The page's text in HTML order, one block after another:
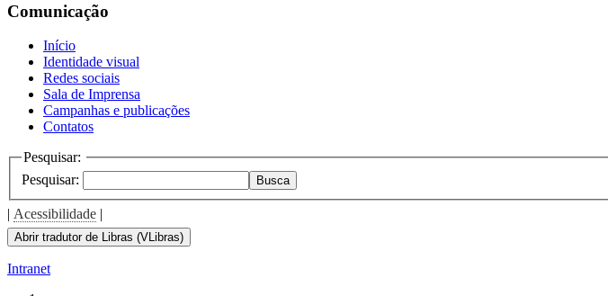
Comunicação
Início
Identidade visual
Redes sociais
Sala de Imprensa
Campanhas e publicações
Contatos
Pesquisar:
Pesquisar:
Busca
| Acessibilidade |
Abrir tradutor de Libras (VLibras)
Intranet